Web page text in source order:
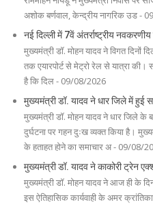
अशोक बर्णवाल, केन्द्रीय नागरिक उड -
नई दिल्ली में 7वें अंतर्राष्ट्रीय
मुख्यमंत्री डॉ. मोहन यादव ने विगत दिनों
तक एयारपोर्ट से मेट्रो रेल से यात्रा की।
है कि दिल - 09/08/2026
मुख्यमंत्री डॉ. यादव ने धार जिले में हुई
मुख्यमंत्री डॉ. मोहन यादव ने धार जिले
दुर्घटना पर गहन दुःख व्यक्त किया है।
के हताहत होने का समाचार अ - 09/08/
मुख्यमंत्री डॉ. यादव ने काकोरी ट्रेन
मुख्यमंत्री डॉ. मोहन यादव ने आज ही के
इस ऐतिहासिक कार्यवाही के अमर